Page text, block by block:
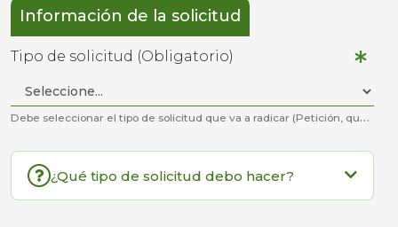
Información de la solicitud
Tipo de solicitud (Obligatorio)
Debe seleccionar el tipo de solicitud que va a radicar (Petición, queja, pregunta, reclamo etc..).
¿Qué tipo de solicitud debo hacer?